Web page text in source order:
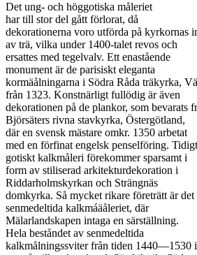
Det ung- och höggotiska måleriet
har till stor del gått förlorat, då
dekorationerna voro utförda på kyrkornas
av trä, vilka under 1400-talet revos och
ersattes med tegelvalv. Ett enastående
monument är de parisiskt eleganta
kormäålningarna i Södra Råda träkyrka,
från 1323. Konstnärligt fullödig är även
dekorationen på de plankor, som bevarats
Björsäters rivna stavkyrka, Östergötland,
där en svensk mästare omkr. 1350 arbetat
med en förfinat engelsk penselföring. Tidigt
gotiskt kalkmåleri förekommer sparsamt i
form av stiliserad arkitekturdekoration i
Riddarholmskyrkan och Strängnäs
domkyrka. Så mycket rikare företrätt är det
senmedeltida kalkmáäåleriet, där
Mälarlandskapen intaga en särställning.
Hela beståndet av senmedeltida
kalkmålningssviter från tiden 1440—1530